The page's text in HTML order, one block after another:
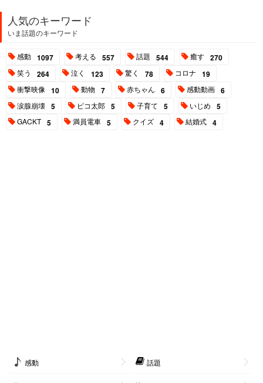
人気のキーワード
いま話題のキーワード
感動 1097 考える 557 話題 544 癒す 270
笑う 264 泣く 123 驚く 78 コロナ 19
衝撃映像 10 動物 7 赤ちゃん 6 感動動画 6
涙腺崩壊 5 ピコ太郎 5 子育て 5 いじめ 5
GACKT 5 満員電車 5 クイズ 4 結婚式 4
感動 話題